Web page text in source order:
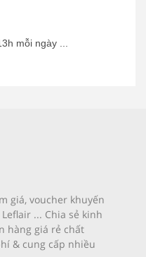
mỗi ngày ...
giá, voucher khuyến
... Chia sẻ kinh
hàng giá rẻ chất
& cung cấp nhiều